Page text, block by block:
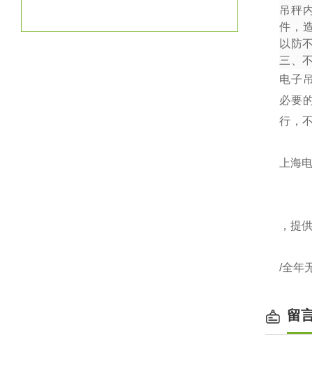
吊秤
件，
以防
三、
电子
必要
行，
上海
，提
/全年
留